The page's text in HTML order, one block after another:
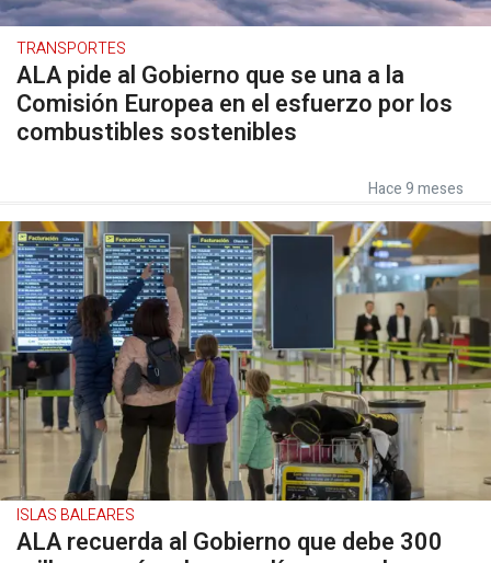
TRANSPORTES
ALA pide al Gobierno que se una a la
Comisión Europea en el esfuerzo por los
combustibles sostenibles
Hace 9 meses
ISLAS BALEARES
ALA recuerda al Gobierno que debe 300